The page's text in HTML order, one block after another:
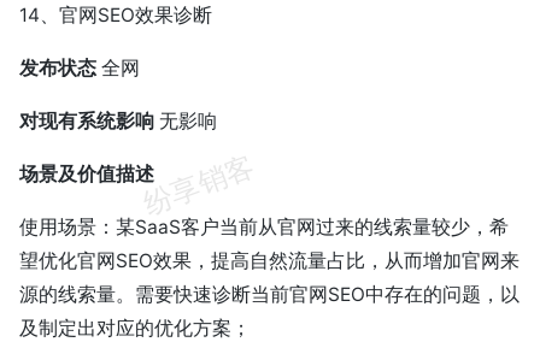
14、官网SEO效果诊断
发布状态 全网
对现有系统影响 无影响
场景及价值描述
使用场景：某SaaS客户当前从官网过来的线索量较少，希
望优化官网SEO效果，提高自然流量占比，从而增加官网来
源的线索量。需要快速诊断当前官网SEO中存在的问题，以
及制定出对应的优化方案；